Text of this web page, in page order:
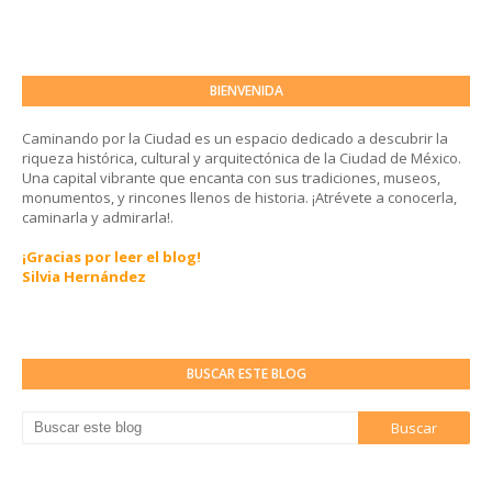
BIENVENIDA
Caminando por la Ciudad es un espacio dedicado a descubrir la
riqueza histórica, cultural y arquitectónica de la Ciudad de México.
Una capital vibrante que encanta con sus tradiciones, museos,
monumentos, y rincones llenos de historia. ¡Atrévete a conocerla,
caminarla y admirarla!.
¡Gracias por leer el blog!
Silvia Hernández
BUSCAR ESTE BLOG